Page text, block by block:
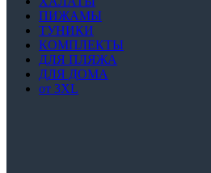
ПИЖАМЫ
ТУНИКИ
КОМПЛЕКТЫ
ДЛЯ ПЛЯЖА
ДЛЯ ДОМА
от 3XL